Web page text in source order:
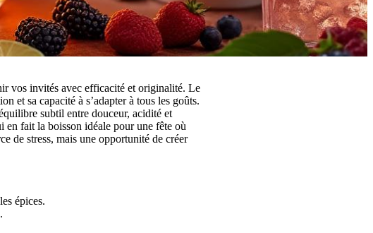
vos invités avec efficacité et originalité. Le
et sa capacité à s’adapter à tous les goûts.
subtil entre douceur, acidité et
en fait la boisson idéale pour une fête où
de stress, mais une opportunité de créer
épices.